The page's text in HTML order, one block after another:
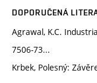
DOPORUČENÁ
Agrawal, K.C.
7506-73...
Krbek, Polesný: